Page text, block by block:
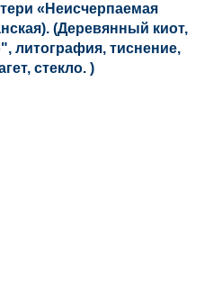
«Неисчерпаемая
(Деревянный киот,
литография, тиснение,
стекло. )